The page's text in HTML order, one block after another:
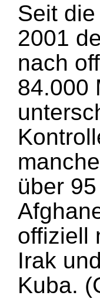
Seit
2001
nach
84.000
über
offiziell
Irak
Kuba.